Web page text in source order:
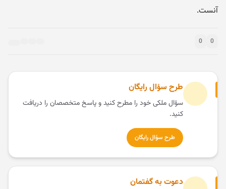
آنست.
0
0
طرح سؤال رایگان
سؤال ملکی خود را مطرح کنید و پاسخ متخصصان را دریافت
کنید.
طرح سؤال رایگان
دعوت به گفتمان